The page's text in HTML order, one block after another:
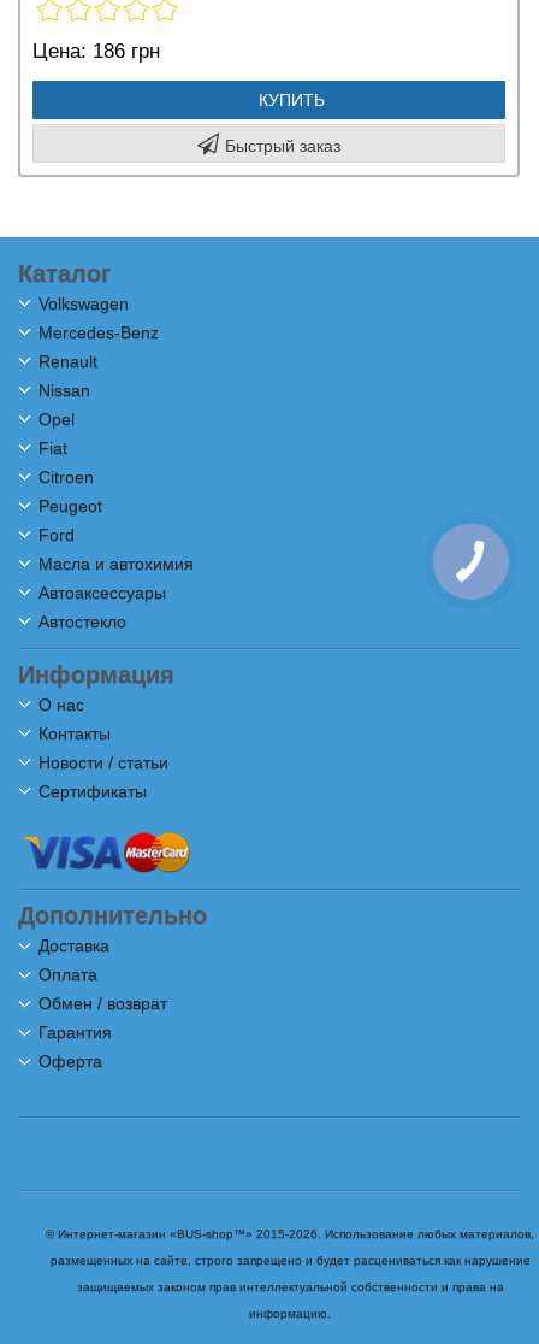
Цена: 186 грн
КУПИТЬ
Быстрый заказ
Каталог
Volkswagen
Mercedes-Benz
Renault
Nissan
Opel
Fiat
Citroen
Peugeot
Ford
Масла и автохимия
Автоаксессуары
Автостекло
Информация
О нас
Контакты
Новости / статьи
Сертификаты
Дополнительно
Доставка
Оплата
Обмен / возврат
Гарантия
Оферта
© Интернет-магазин «BUS-shop™» 2015-2026. Использование любых материалов,
размещенных на сайте, строго запрещено и будет расцениваться как нарушение
защищаемых законом прав интеллектуальной собственности и права на
информацию.